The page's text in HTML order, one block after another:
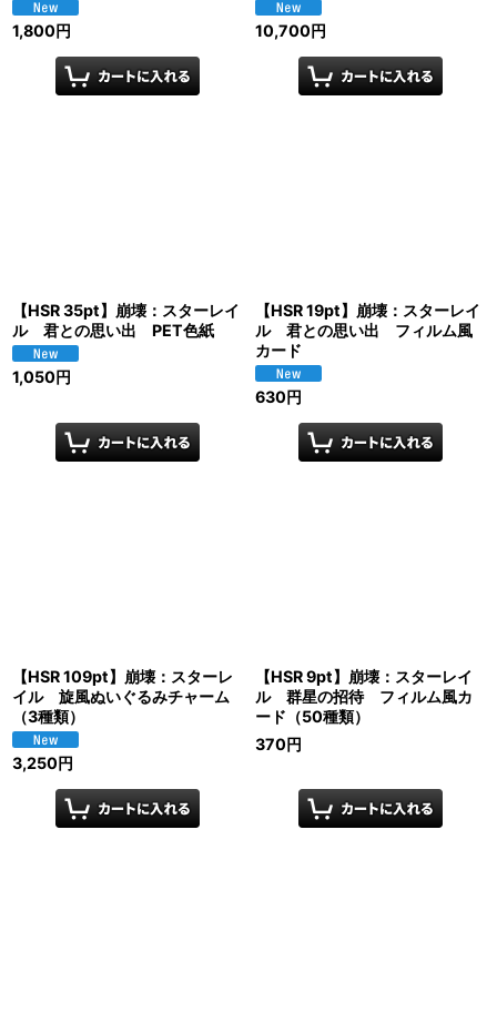
1,800円 10,700円
【HSR 35pt】崩壊：スターレイ
ル 君との思い出 PET色紙
1,050円
【HSR 19pt】崩壊：スターレイ
ル 君との思い出 フィルム風
カード
630円
【HSR 109pt】崩壊：スターレ
イル 旋風ぬいぐるみチャーム
（3種類）
3,250円
【HSR 9pt】崩壊：スターレイ
ル 群星の招待 フィルム風カ
ード（50種類）
370円